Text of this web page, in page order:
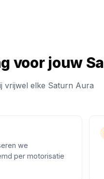
voor jouw
vrijwel elke Saturn Aura
we
per motorisatie